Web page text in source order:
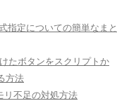
指定についての簡単なまと
たボタンをスクリプトか
方法
リ不足の対処方法